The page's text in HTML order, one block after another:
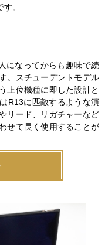
。
になってからも趣味で続
。スチューデントモデル
上位機種に即した設計と
R13に匹敵するような演
リード、リガチャーなど
せて長く使用することが